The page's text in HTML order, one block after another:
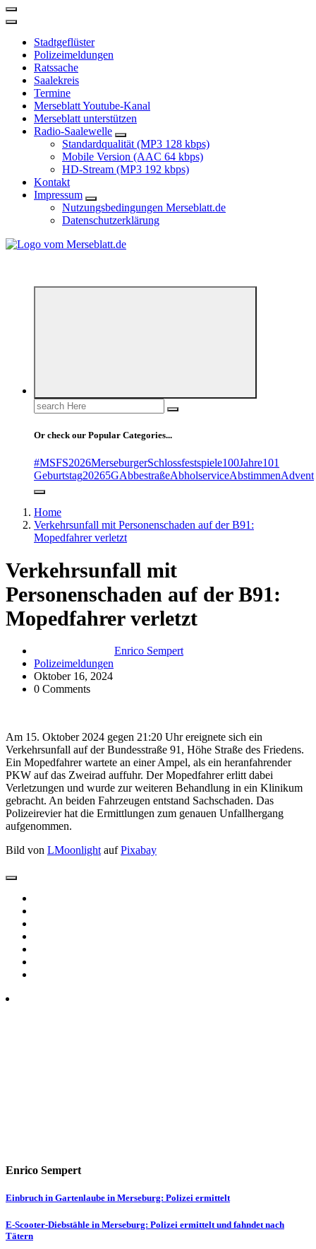
Stadtgeflüster
Polizeimeldungen
Ratssache
Saalekreis
Termine
Merseblatt Youtube-Kanal
Merseblatt unterstützen
Radio-Saalewelle
Standardqualität (MP3 128 kbps)
Mobile Version (AAC 64 kbps)
HD-Stream (MP3 192 kbps)
Kontakt
Impressum
Nutzungsbedingungen Merseblatt.de
Datenschutzerklärung
Search
for:
Or check our Popular Categories...
#MSFS2026MerseburgerSchlossfestspiele100Jahre101
Geburtstag20265GAbbestraßeAbholserviceAbstimmenAdvent
Home
Verkehrsunfall mit Personenschaden auf der B91:
Mopedfahrer verletzt
Verkehrsunfall mit
Personenschaden auf der B91:
Mopedfahrer verletzt
Enrico Sempert
Polizeimeldungen
Oktober 16, 2024
0 Comments
Am 15. Oktober 2024 gegen 21:20 Uhr ereignete sich ein
Verkehrsunfall auf der Bundesstraße 91, Höhe Straße des Friedens.
Ein Mopedfahrer wartete an einer Ampel, als ein heranfahrender
PKW auf das Zweirad auffuhr. Der Mopedfahrer erlitt dabei
Verletzungen und wurde zur weiteren Behandlung in ein Klinikum
gebracht. An beiden Fahrzeugen entstand Sachschaden. Das
Polizeirevier hat die Ermittlungen zum genauen Unfallhergang
aufgenommen.
Bild von LMoonlight aufPixabay
Enrico Sempert
Beitragsnavigation
Einbruch in Gartenlaube in Merseburg: Polizei ermittelt
E-Scooter-Diebstähle in Merseburg: Polizei ermittelt und fahndet nach
Tätern